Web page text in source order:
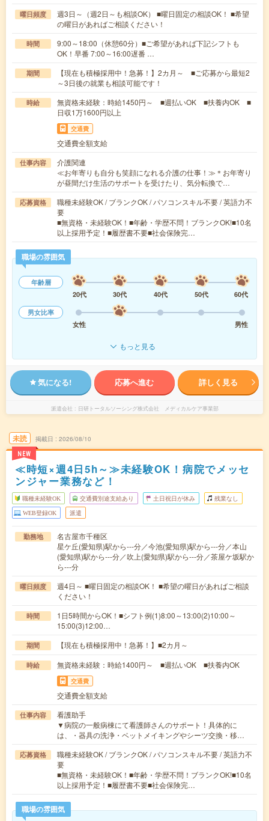
曜日頻度
週3日～（週2日～も相談OK） ■曜日固定の相談OK！ ■希望
の曜日があればご相談ください！
時間
9:00～18:00（休憩60分）■ご希望があれば下記シフトも
OK！早番 7:00～16:00遅番 …
期間
【現在も積極採用中！急募！】2カ月～ ■ご応募から最短2
～3日後の就業も相談可能です！
時給
無資格未経験：時給1450円～ ■週払いOK ■扶養内OK ■
日収1万1600円以上
交通費
交通費全額支給
仕事内容
介護関連
≪お年寄りも自分も笑顔になれる介護の仕事！≫＊お年寄り
が昼間だけ生活のサポートを受けたり、気分転換で…
応募資格
職種未経験OK / ブランクOK / パソコンスキル不要 / 英語力不
要
■無資格・未経験OK！■年齢・学歴不問！ブランクOK!■10名
以上採用予定！■履歴書不要■社会保険完…
職場の雰囲気
年齢層
20代
30代 40代 50代
60代
男女比率
女性
男性
もっと見る
気になる! 応募へ進む 詳しく見る
派遣会社 日研トータルソーシング株式会社 メディカルケア事業部
未読
NEW
掲載日 2026/08/10
≪時短×週4日5h～≫未経験OK！病院でメッセ
ンジャー業務など！
職種未経験OK 交通費別途支給あり 土日祝日が休み 残業なし
WEB登録OK 派遣
勤務地
名古屋市千種区
星ケ丘(愛知県)駅から---分／今池(愛知県)駅から---分／本山
(愛知県)駅から---分／吹上(愛知県)駅から---分／茶屋ケ坂駅か
ら---分
曜日頻度
週4日～ ■曜日固定の相談OK！ ■希望の曜日があればご相談
ください！
時間
1日5時間からOK！■シフト例(1)8:00～13:00(2)10:00～
15:00(3)12:00…
期間 【現在も積極採用中！急募！】■2カ月～
時給 無資格未経験：時給1400円～ ■週払いOK ■扶養内OK
交通費
交通費全額支給
仕事内容
看護助手
▼病院の一般病棟にて看護師さんのサポート！具体的に
は、・器具の洗浄・ベットメイキングやシーツ交換・移…
応募資格
職種未経験OK / ブランクOK / パソコンスキル不要 / 英語力不
要
■無資格・未経験OK！■年齢・学歴不問！ブランクOK!■10名
以上採用予定！■履歴書不要■社会保険完…
職場の雰囲気